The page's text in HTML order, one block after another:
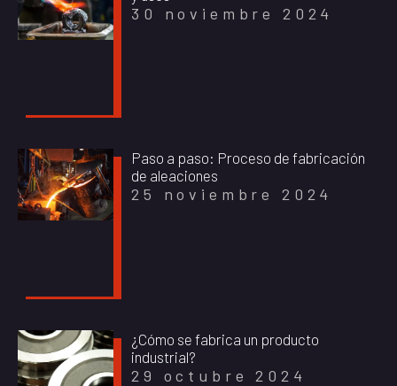
30 noviembre 2024
Paso a paso: Proceso de fabricación
de aleaciones
25 noviembre 2024
¿Cómo se fabrica un producto
industrial?
29 octubre 2024